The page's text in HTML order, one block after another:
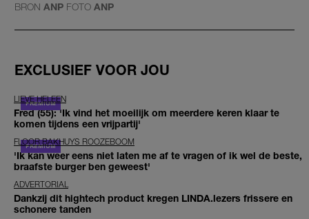
BRON ANP FOTO ANP
EXCLUSIEF VOOR JOU
LIEVE HELEEN
Fred (55): 'Ik vind het moeilijk om meerdere keren klaar te
komen tijdens een vrijpartij'
FLOOR BAKHUYS ROOZEBOOM
'Ik kan weer eens niet laten me af te vragen of ik wel de beste,
braafste burger ben geweest'
ADVERTORIAL
Dankzij dit hightech product kregen LINDA.lezers frissere en
schonere tanden